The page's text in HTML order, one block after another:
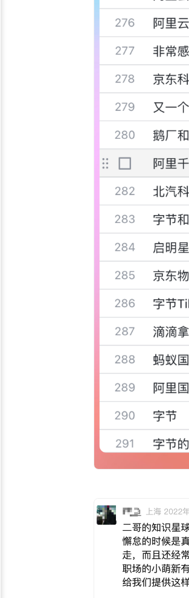
五、为什么要创建知识星球呢？